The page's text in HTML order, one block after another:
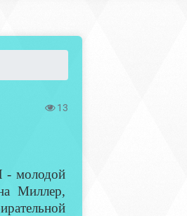
13
- молодой
Миллер,